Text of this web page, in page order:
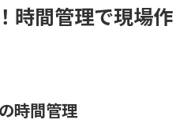
時間管理で現場作
時間管理